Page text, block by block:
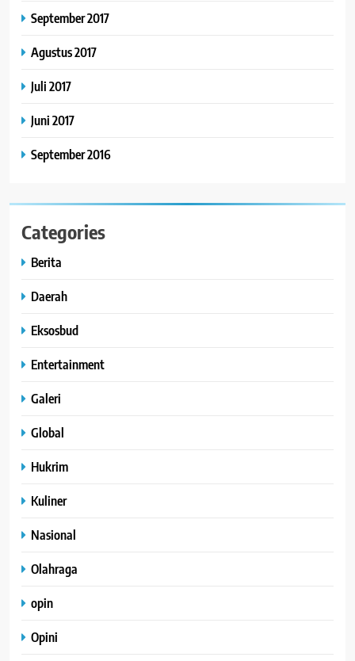
September 2017
Agustus 2017
Juli 2017
Juni 2017
September 2016
Categories
Berita
Daerah
Eksosbud
Entertainment
Galeri
Global
Hukrim
Kuliner
Nasional
Olahraga
opin
Opini